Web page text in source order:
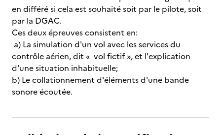
en différé si cela est souhaité soit par le pilote, soit
par la DGAC.
Ces deux épreuves consistent en:
a) La simulation d'un vol avec les services du
contrôle aérien, dit « vol fictif », et l'explication
d'une situation inhabituelle;
b) Le collationnement d'éléments d'une bande
sonore écoutée.